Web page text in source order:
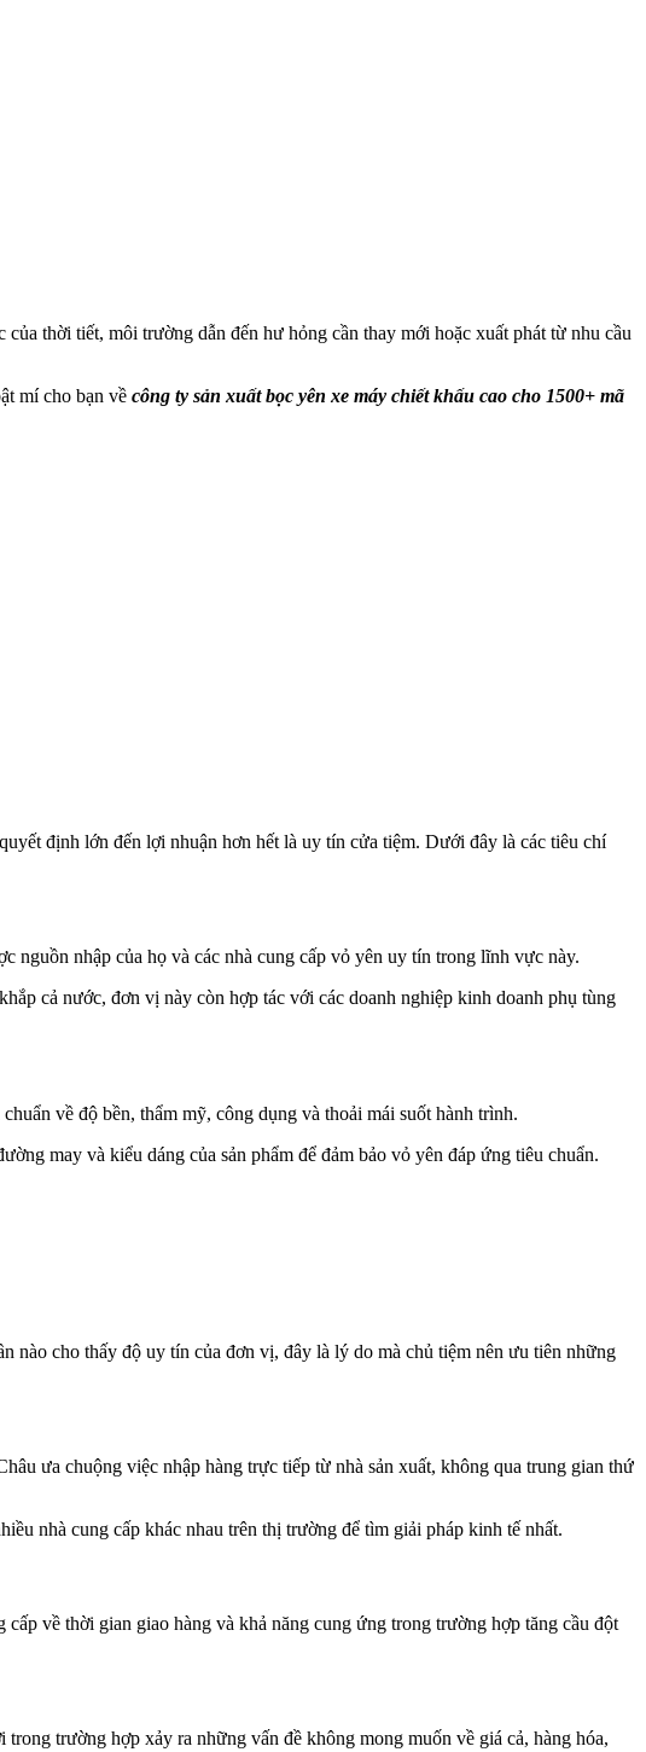
thời tiết, môi trường dẫn đến hư hỏng cần thay mới hoặc xuất phát từ nhu cầu
mí cho bạn về công ty sản xuất bọc yên xe máy chiết khấu cao cho 1500+ mã
định lớn đến lợi nhuận hơn hết là uy tín cửa tiệm. Dưới đây là các tiêu chí
nguồn nhập của họ và các nhà cung cấp vỏ yên uy tín trong lĩnh vực này.
cả nước, đơn vị này còn hợp tác với các doanh nghiệp kinh doanh phụ tùng
về độ bền, thẩm mỹ, công dụng và thoải mái suốt hành trình.
may và kiểu dáng của sản phẩm để đảm bảo vỏ yên đáp ứng tiêu chuẩn.
nào cho thấy độ uy tín của đơn vị, đây là lý do mà chủ tiệm nên ưu tiên những
ưa chuộng việc nhập hàng trực tiếp từ nhà sản xuất, không qua trung gian thứ
nhà cung cấp khác nhau trên thị trường để tìm giải pháp kinh tế nhất.
về thời gian giao hàng và khả năng cung ứng trong trường hợp tăng cầu đột
trường hợp xảy ra những vấn đề không mong muốn về giá cả, hàng hóa,